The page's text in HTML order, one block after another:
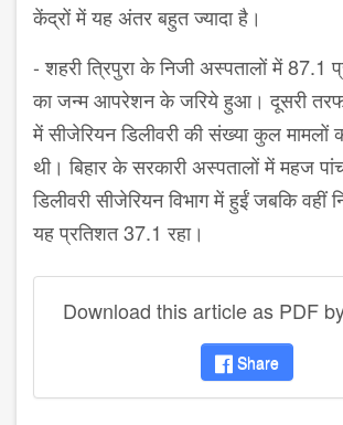
केंद्रों में यह अंतर बहुत ज्यादा है।
- शहरी त्रिपुरा के निजी अस्पतालों में
का जन्म आपरेशन के जरिये हुआ। दूसरी तरफ
में सीजेरियन डिलीवरी की संख्या कुल मामलों
थी। बिहार के सरकारी अस्पतालों में महज
डिलीवरी सीजेरियन विभाग में हुईं जबकि वहीं
यह प्रतिशत 37.1 रहा।
Download this article as PDF
Share